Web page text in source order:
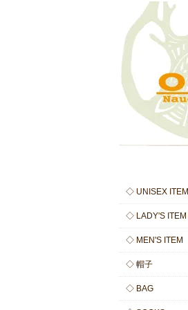
◇ UNISEX ITEM
◇ LADY'S ITEM
◇ MEN'S ITEM
◇ 帽子
◇ BAG